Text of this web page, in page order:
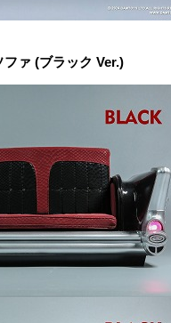
ァ (ブラック Ver.)